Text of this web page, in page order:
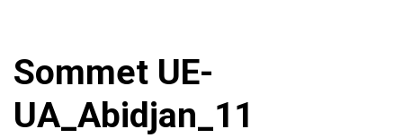
Sommet UE-
UA_Abidjan_11